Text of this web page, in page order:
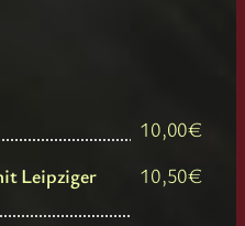
10,00€
Leipziger
10,50€